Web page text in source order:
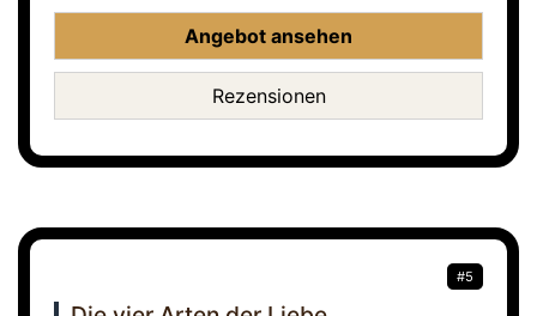
Angebot ansehen
Rezensionen
#5